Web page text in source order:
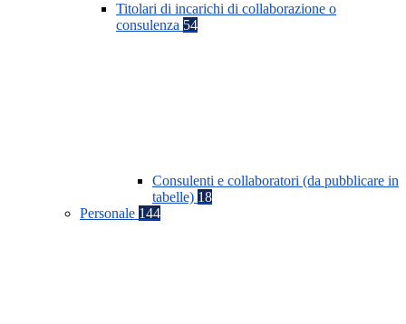
Titolari di incarichi di collaborazione o
consulenza 54
Consulenti e collaboratori (da pubblicare in
tabelle) 18
Personale 144